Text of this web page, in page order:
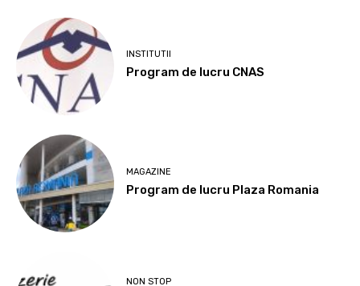
INSTITUTII
Program de lucru CNAS
MAGAZINE
Program de lucru Plaza Romania
NON STOP